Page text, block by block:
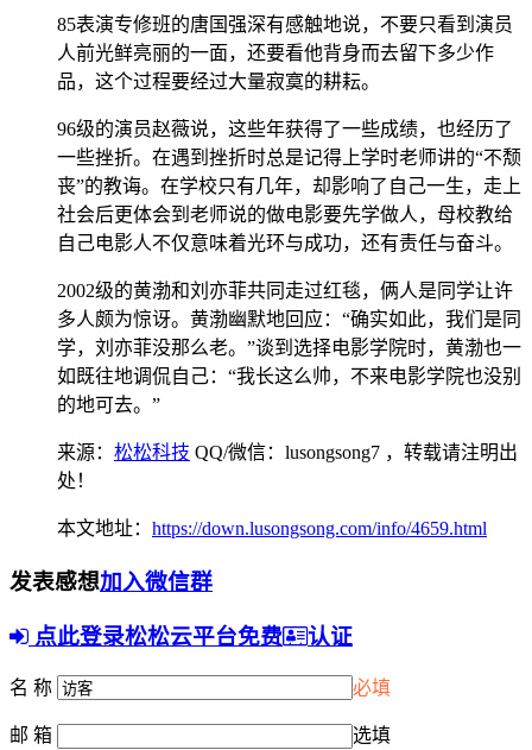
85表演专修班的唐国强深有感触地说，不要只看到演员
人前光鲜亮丽的一面，还要看他背身而去留下多少作
品，这个过程要经过大量寂寞的耕耘。
96级的演员赵薇说，这些年获得了一些成绩，也经历了
一些挫折。在遇到挫折时总是记得上学时老师讲的“不颓
丧”的教诲。在学校只有几年，却影响了自己一生，走上
社会后更体会到老师说的做电影要先学做人，母校教给
自己电影人不仅意味着光环与成功，还有责任与奋斗。
2002级的黄渤和刘亦菲共同走过红毯，俩人是同学让许
多人颇为惊讶。黄渤幽默地回应：“确实如此，我们是同
学，刘亦菲没那么老。”谈到选择电影学院时，黄渤也一
如既往地调侃自己：“我长这么帅，不来电影学院也没别
的地可去。”
来源： 松松科技 QQ/微信：lusongsong7 ，转载请注明出
处！
本文地址： https://down.lusongsong.com/info/4659.html
发表感想加入微信群
点此登录松松云平台免费 认证
名 称 必填
邮 箱 选填